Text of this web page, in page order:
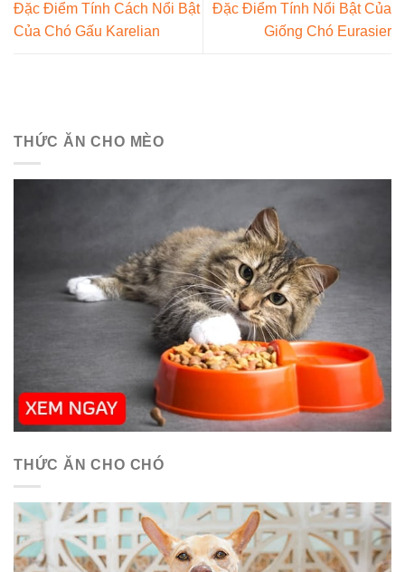
Đặc Điểm Tính Cách Nổi Bật
Của Chó Gấu Karelian
Đặc Điểm Tính Nổi Bật Của
Giống Chó Eurasier
THỨC ĂN CHO MÈO
THỨC ĂN CHO CHÓ